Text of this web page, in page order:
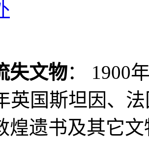
失文物： 1900
英国斯坦因、
煌遗书及其它